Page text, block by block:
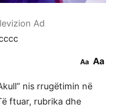
Ad
Aa Aa
nis rrugëtimin në
ftuar, rubrika dhe